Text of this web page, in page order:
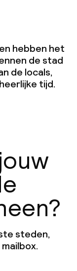
hebben het
de stad
de locals,
tijd.
steden,